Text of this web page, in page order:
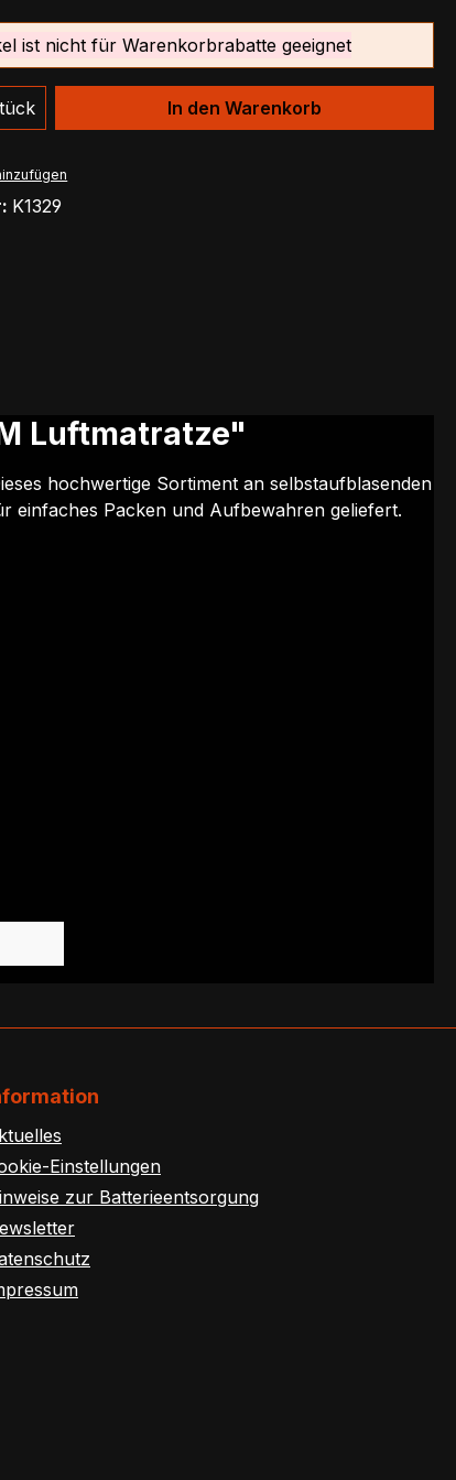
ist nicht für Warenkorbrabatte geeignet
Gib den gewünschten Wert
In den Warenkorb
K1329
Luftmatratze"
hochwertige Sortiment an selbstaufblasenden
einfaches Packen und Aufbewahren geliefert.
Einstellungen
zur Batterieentsorgung